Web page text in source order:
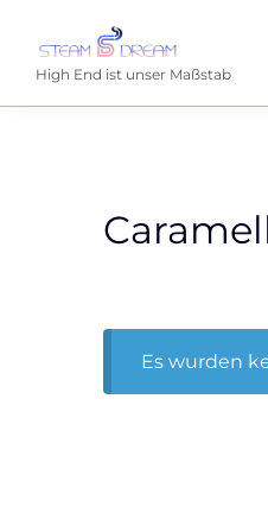
High End ist unser Maßstab
Es wurden